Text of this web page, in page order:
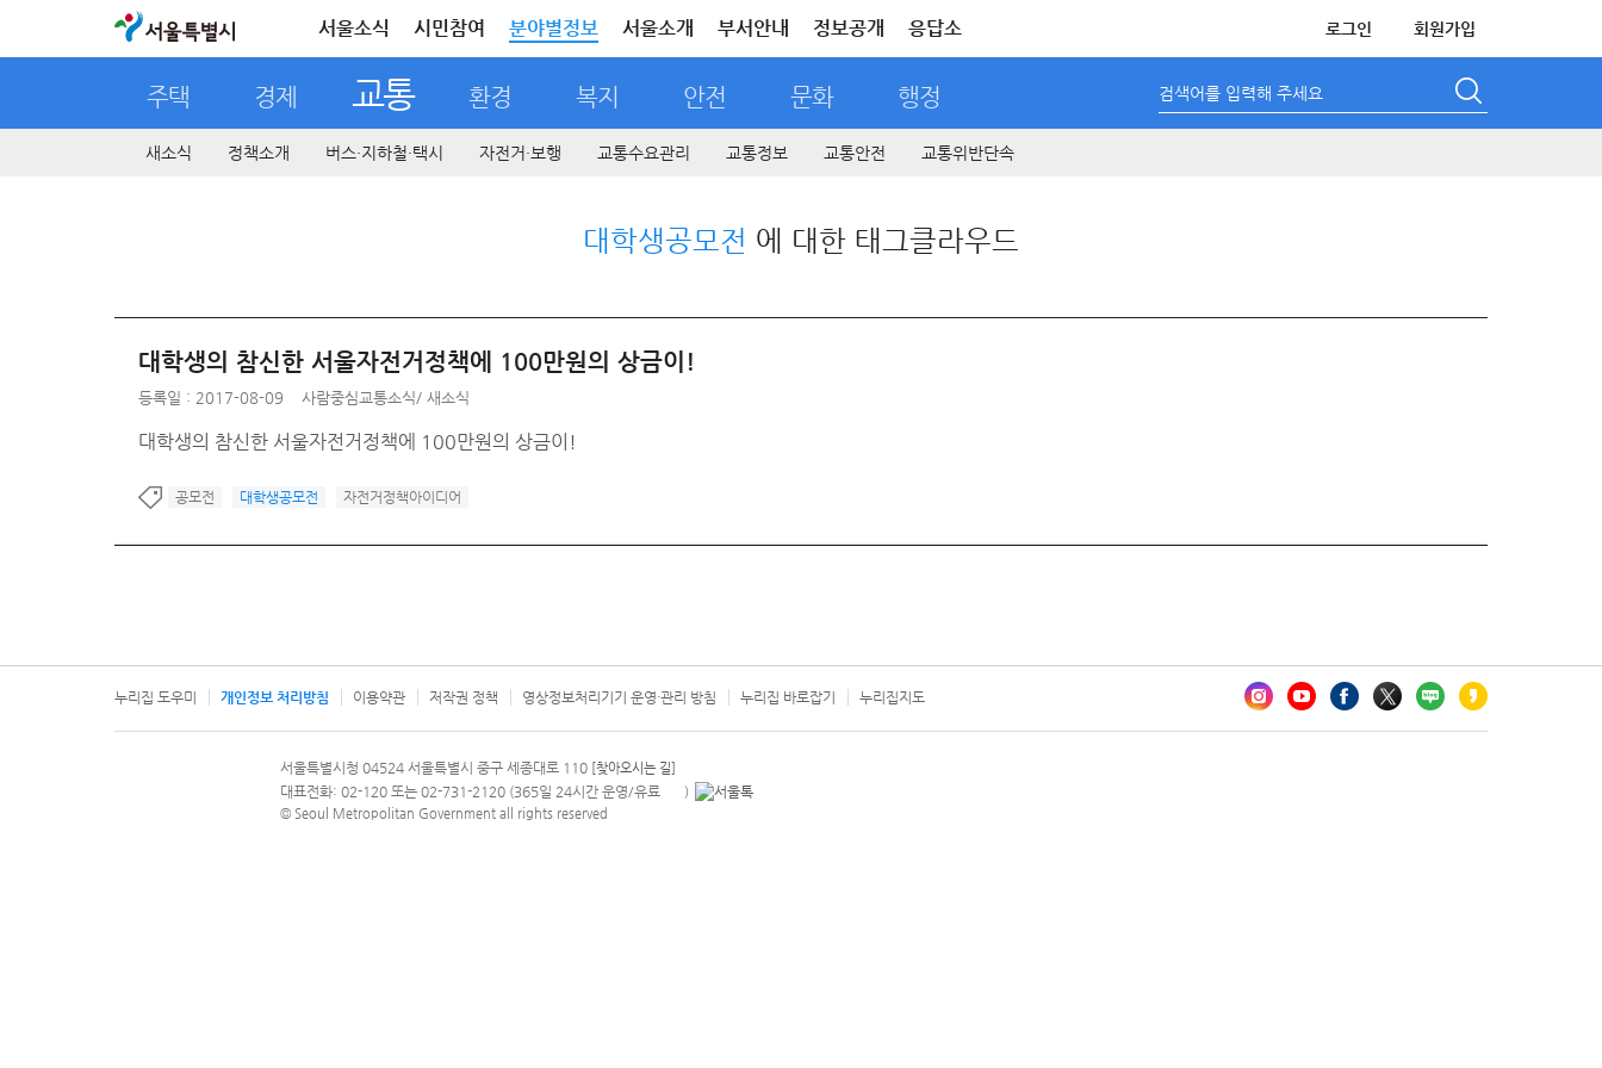
서울특별시 서울소식 시민참여 분야별정보 서울소개 부서안내 정보공개 응답소 로그인 회원가입
주택 경제 교통 환경 복지 안전 문화 행정 검색어를 입력해 주세요
새소식 정책소개 버스·지하철·택시 자전거·보행 교통수요관리 교통정보 교통안전 교통위반단속
대학생공모전 에 대한 태그클라우드
대학생의 참신한 서울자전거정책에 100만원의 상금이!
등록일 : 2017-08-09 사람중심교통소식/ 새소식
대학생의 참신한 서울자전거정책에 100만원의 상금이!
공모전 대학생공모전 자전거정책아이디어
누리집 도우미 개인정보 처리방침 이용약관 저작권 정책 영상정보처리기기 운영·관리 방침 누리집 바로잡기 누리집지도
문의 전화번호 120, 120 다산콜재단
서울특별시청 04524 서울특별시 중구 세종대로 110 [찾아오시는 길]
대표전화: 02-120 또는 02-731-2120 (365일 24시간 운영/유료 안내팝업 열기
)
© Seoul Metropolitan Government all rights reserved